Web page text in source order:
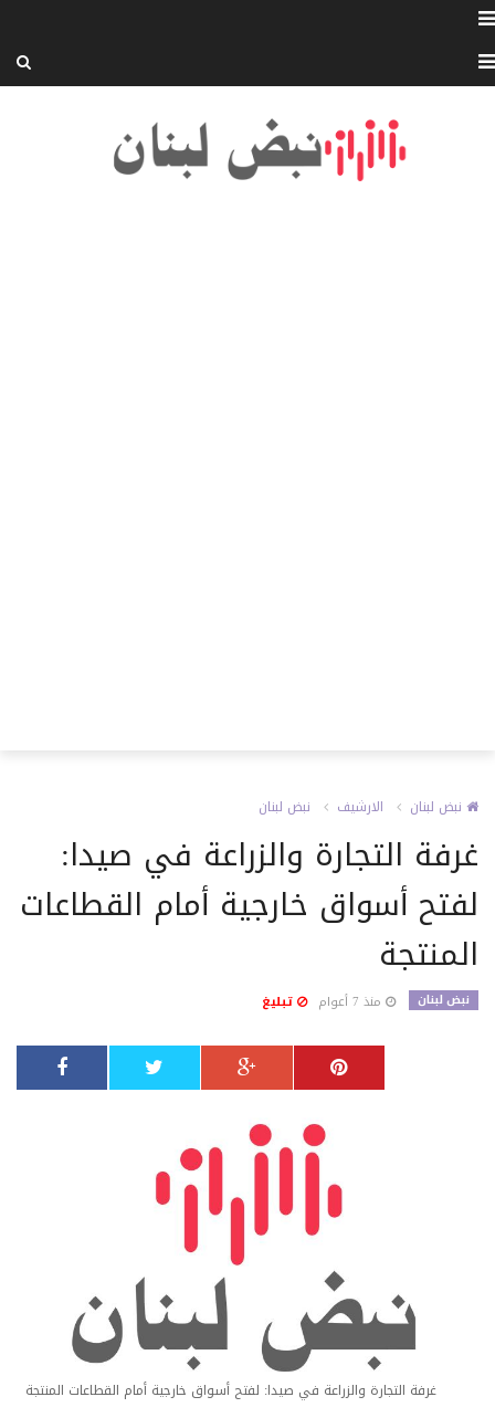
نبض لبنان الارشيف نبض لبنان
غرفة التجارة والزراعة في صيدا:
لفتح أسواق خارجية أمام القطاعات
المنتجة
نبض لبنان منذ 7 أعوام تبليغ
غرفة التجارة والزراعة في صيدا: لفتح أسواق خارجية أمام القطاعات المنتجة